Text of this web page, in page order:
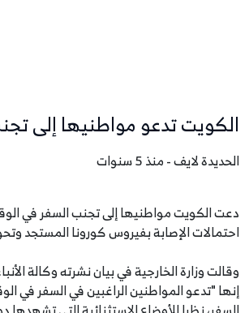
الكويت تدعو مواطنيها إلى
الحديدة لايف - منذ 5 سنوات
دعت الكويت مواطنيها إلى تجنب السفر في
احتمالات الإصابة بفيروس كورونا المستجد
وقالت وزارة الخارجية في بيان نشرته وكالة
إنها "تدعو المواطنين الراغبين في السفر في